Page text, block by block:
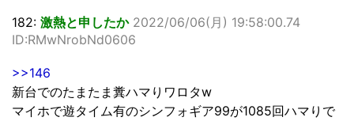
182: 激熱と申したか 2022/06/06(月) 19:58:00.74
ID:RMwNrobNd0606
>>146
新台でのたまたま糞ハマりワロタw
マイホで遊タイム有のシンフォギア99が1085回ハマりで